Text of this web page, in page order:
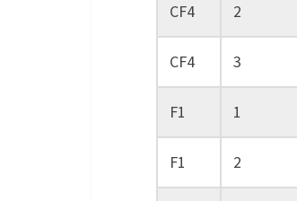
CF4 2
CF4 3
F1 1
F1 2